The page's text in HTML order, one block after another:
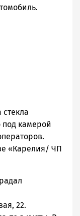
камерой
«Карелия/ ЧП
22.